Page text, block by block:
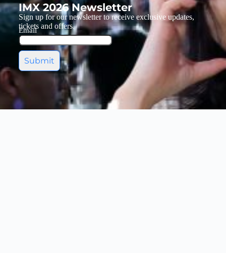
IMX 2026 Newsletter
Sign up for our newsletter to receive exclusive updates,
tickets and offers.
Email
Submit